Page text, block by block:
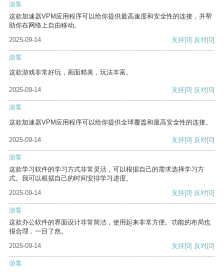
游客
这款加速器VPM应用程序可以给你提供最高速度和安全性的连接，并帮
助你在网络上自由移动。
2025-09-14
支持[0] 反对[0]
游客
这款游戏非常好玩，画面精美，玩法丰富。
2025-09-14 支持[0] 反对[0]
游客
这款加速器VPM应用程序可以给你提供全球覆盖和最高安全性的连接。
2025-09-14 支持[0] 反对[0]
游客
这款学习软件的学习方式非常灵活，可以根据自己的需求选择学习方
式。我可以根据自己的时间安排学习进度。
2025-09-14
支持[0] 反对[0]
游客
这款办公软件的界面设计非常简洁，使用起来非常方便。功能的布局也
很合理，一目了然。
2025-09-14
支持[0] 反对[0]
游客